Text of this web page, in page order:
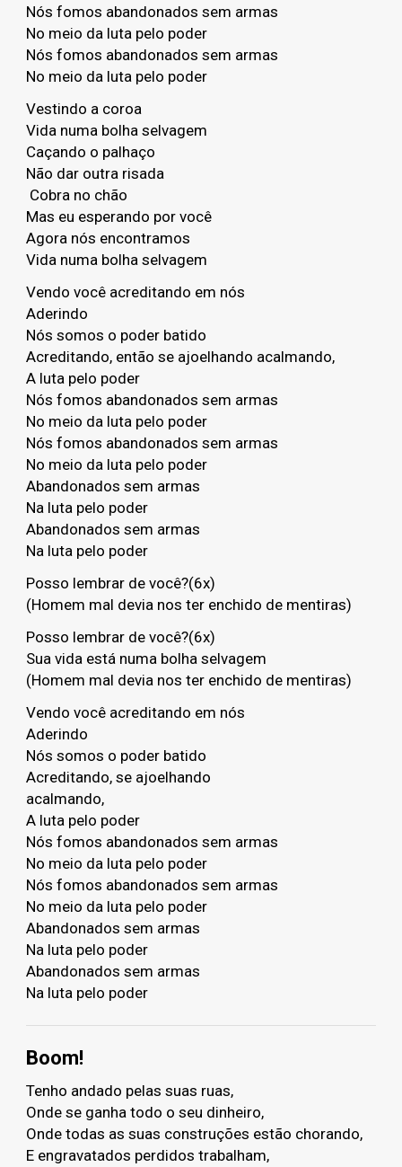
Nós fomos abandonados sem armas
No meio da luta pelo poder
Nós fomos abandonados sem armas
No meio da luta pelo poder
Vestindo a coroa
Vida numa bolha selvagem
Caçando o palhaço
Não dar outra risada
Cobra no chão
Mas eu esperando por você
Agora nós encontramos
Vida numa bolha selvagem
Vendo você acreditando em nós
Aderindo
Nós somos o poder batido
Acreditando, então se ajoelhando acalmando,
A luta pelo poder
Nós fomos abandonados sem armas
No meio da luta pelo poder
Nós fomos abandonados sem armas
No meio da luta pelo poder
Abandonados sem armas
Na luta pelo poder
Abandonados sem armas
Na luta pelo poder
Posso lembrar de você?(6x)
(Homem mal devia nos ter enchido de mentiras)
Posso lembrar de você?(6x)
Sua vida está numa bolha selvagem
(Homem mal devia nos ter enchido de mentiras)
Vendo você acreditando em nós
Aderindo
Nós somos o poder batido
Acreditando, se ajoelhando
acalmando,
A luta pelo poder
Nós fomos abandonados sem armas
No meio da luta pelo poder
Nós fomos abandonados sem armas
No meio da luta pelo poder
Abandonados sem armas
Na luta pelo poder
Abandonados sem armas
Na luta pelo poder
Boom!
Tenho andado pelas suas ruas,
Onde se ganha todo o seu dinheiro,
Onde todas as suas construções estão chorando,
E engravatados perdidos trabalham,